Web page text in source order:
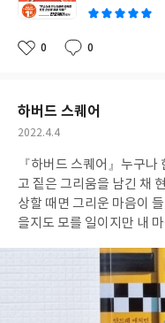
좋
0
댓
0
작
하버드 스퀘어
작
일
2022.4.4
『하버드 스퀘어』 누구나
고 짙은 그리움을 남긴 채
상할 때면 그리운 마음이
을지도 모를 일이지만 내
서 "하버드 스퀘어"는 지
뒤에야 비로소 진심으로
인 러브레터인 셈이다.끝내